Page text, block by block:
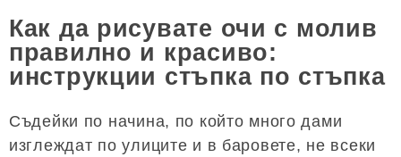
Как да рисувате очи с молив
правилно и красиво:
инструкции стъпка по стъпка
Съдейки по начина, по който много дами
изглеждат по улиците и в баровете, не всеки